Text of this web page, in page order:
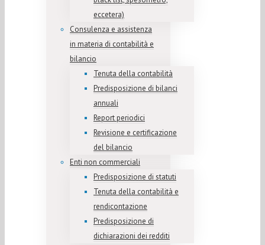
eccetera)
Consulenza e assistenza
in materia di contabilità e
bilancio
Tenuta della contabilità
Predisposizione di bilanci
annuali
Report periodici
Revisione e certificazione
del bilancio
Enti non commerciali
Predisposizione di statuti
Tenuta della contabilità e
rendicontazione
Predisposizione di
dichiarazioni dei redditi